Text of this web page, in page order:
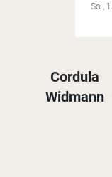
So.,
Cordula
Widmann